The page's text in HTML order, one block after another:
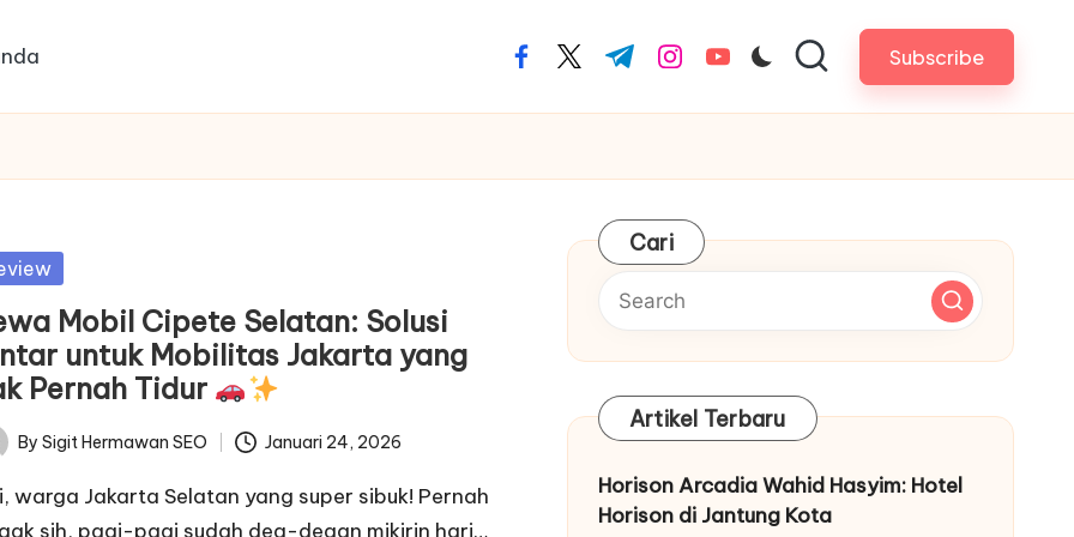
facebook.com
twitter.com
t.me instagram.com
youtube.com Subscribe
Mobil Cipete Selatan: Solusi
untuk Mobilitas Jakarta yang
Pernah Tidur
By Sigit Hermawan SEO Januari 24, 2026
warga Jakarta Selatan yang super sibuk! Pernah
sih, pagi-pagi sudah deg-degan mikirin hari…
Cari
Artikel Terbaru
Horison Arcadia Wahid Hasyim: Hotel
Horison di Jantung Kota